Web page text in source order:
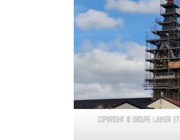
Copyright © Groupe Layher